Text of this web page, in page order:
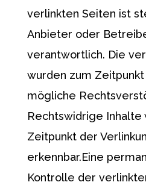
verlinkten Seiten ist
Anbieter oder
verantwortlich. Die
wurden zum
mögliche
Rechtswidrige Inhalte
Zeitpunkt der
erkennbar.Eine
Kontrolle der